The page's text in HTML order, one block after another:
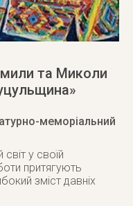
та Миколи
меморіальний
у своїй
притягують
зміст давніх